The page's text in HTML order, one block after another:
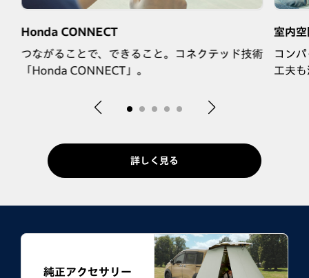
Honda CONNECT
つながることで、できること。コネクテッド技術
「Honda CONNECT」。
室内
コン
工夫
詳しく見る
純正アクセサリー